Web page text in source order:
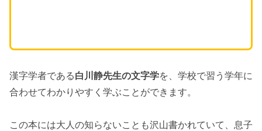
漢字学者である白川静先生の文字学を、学校で習う学年に
合わせてわかりやすく学ぶことができます。
この本には大人の知らないことも沢山書かれていて、息子